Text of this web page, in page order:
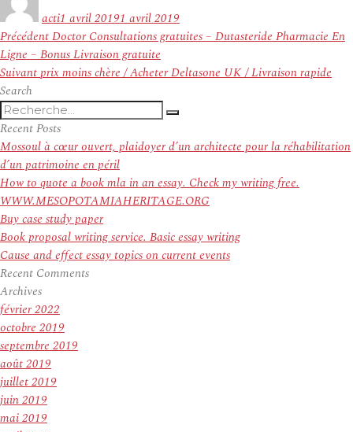
actile
1 avril 20191 avril 2019
Navigation
de
l’article
PrécédentArticle
précédent :
Doctor Consultations gratuites – Dutasteride Pharmacie En
Ligne – Bonus Livraison gratuite
SuivantArticle
prix moins chère / Acheter Deltasone UK / Livraison rapide
Search
Recherche
pour
:
Recherche
Recent Posts
Mossoul à cœur ouvert, plaidoyer d’un architecte pour la réhabilitation
d’un patrimoine en péril
How to quote a book mla in an essay. Check my writing free.
WWW.MESOPOTAMIAHERITAGE.ORG
Buy case study paper
Book proposal writing service. Basic essay writing
Cause and effect essay topics on current events
Recent Comments
Archives
février 2022
octobre 2019
septembre 2019
août 2019
juillet 2019
juin 2019
mai 2019